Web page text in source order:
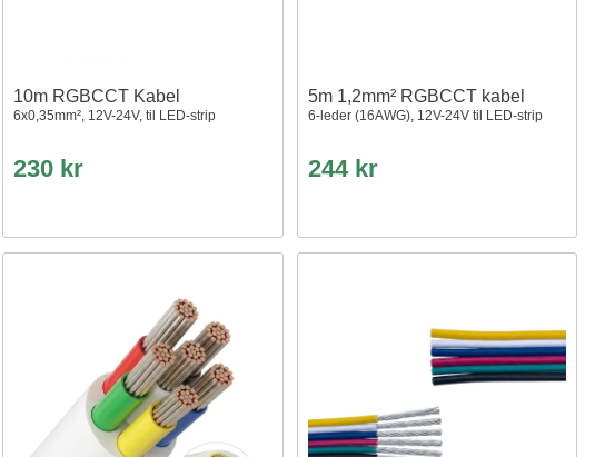
10m RGBCCT Kabel
6x0,35mm², 12V-24V, til LED-strip
230 kr
5m 1,2mm² RGBCCT kabel
6-leder (16AWG), 12V-24V til LED-strip
244 kr